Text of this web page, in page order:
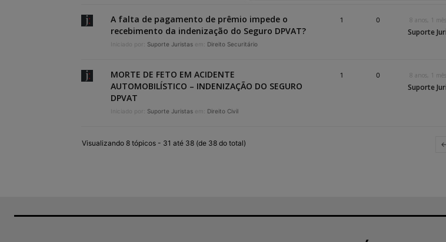
A falta de pagamento de prêmio impede o
recebimento da indenização do Seguro DPVAT?
Iniciado por: Suporte Juristas em: Direito Securitário
1 0 8 anos, 1
Suporte
MORTE DE FETO EM ACIDENTE
AUTOMOBILÍSTICO – INDENIZAÇÃO DO SEGURO
DPVAT
Iniciado por: Suporte Juristas em: Direito Civil
1 0 8 anos, 1
Suporte
Visualizando 8 tópicos - 31 até 38 (de 38 do total) ←